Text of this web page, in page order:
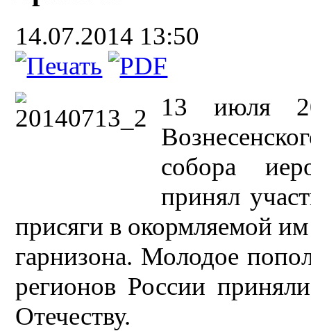
14.07.2014 13:50
13 июля
собора
принял
присяги в окормляемой
гарнизона. Молодое
регионов России
Отечеству.